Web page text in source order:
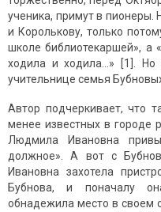
ученика, примут в пионеры.
и Королькову, только
школе библиотекаршей», а
ходила и ходила…» [1].
учительнице семья
Автор подчеркивает, что
менее известных в городе
Людмила Ивановна
должное». А вот с
Ивановна захотела
Бубнова, и поначалу
обнадежила место в своем